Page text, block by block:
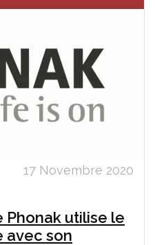
17 Novembre 2020
Phonak utilise le
avec son